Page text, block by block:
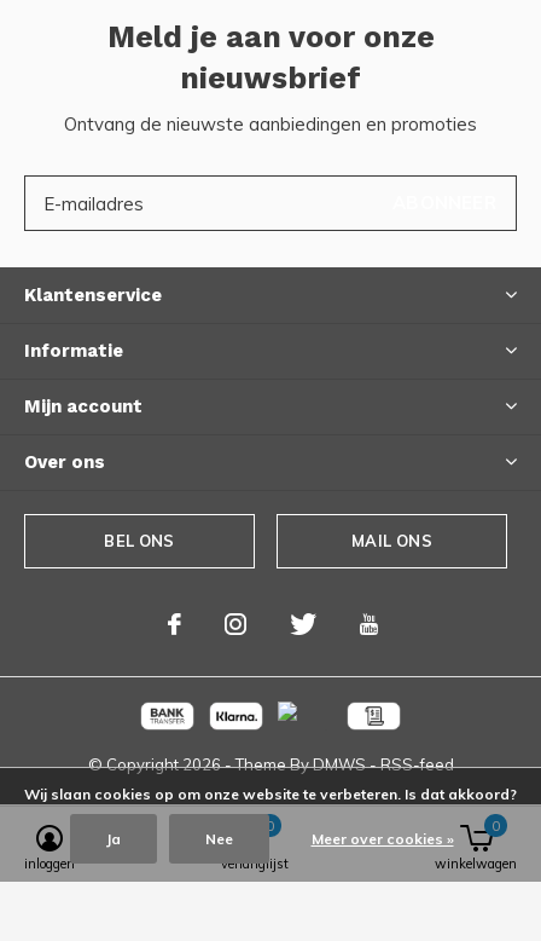
Meld je aan voor onze
nieuwsbrief
Ontvang de nieuwste aanbiedingen en promoties
Klantenservice
Informatie
Mijn account
Over ons
BEL ONS MAIL ONS
© Copyright2026- Theme ByDMWS-RSS-feed
inloggen verlanglijst
0
winkelwagen
0
Wij slaan cookies op om onze website te verbeteren. Is dat akkoord?
Ja Nee Meer over cookies »